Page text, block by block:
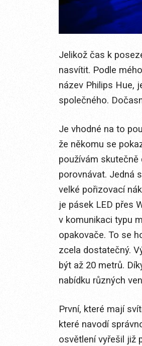
Jelikož čas k
nasvítit. Podle
název Philips Hue,
společného.
Je vhodné na to
že někomu se
používám
porovnávat. Jedná
velké pořizovací
je pásek LED přes
v komunikaci typu
opakovače. To se
zcela dostatečný.
být až 20 metrů.
nabídku různých
První, které mají
které navodí
osvětlení vyřešil již